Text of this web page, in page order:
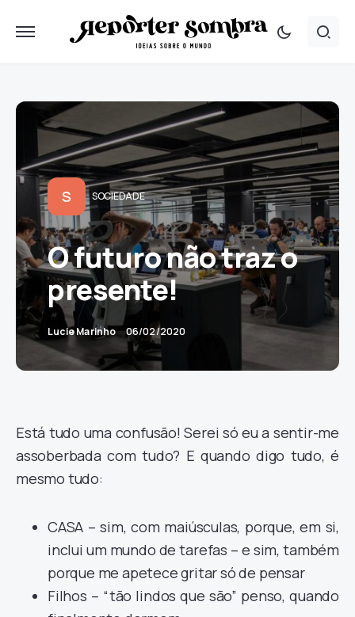
S SOCIEDADE
O futuro não traz o
presente!
Lucie Marinho 06/02/2020
Está tudo uma confusão! Serei só eu a sentir-me
assoberbada com tudo? E quando digo tudo, é
mesmo tudo:
CASA – sim, com maiúsculas, porque, em si,
inclui um mundo de tarefas – e sim, também
porque me apetece gritar só de pensar
Filhos – “tão lindos que são” penso, quando